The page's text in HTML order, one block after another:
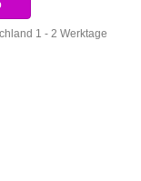
1 - 2 Werktage